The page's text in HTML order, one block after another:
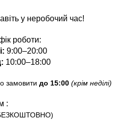
у неробочий час!
роботи:
9:00–20:00
10:00–18:00
замовити до 15:00 (крім неділі)
: